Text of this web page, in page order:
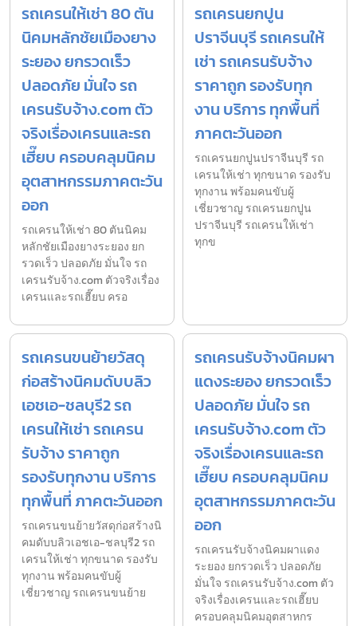
รถเครนให้เช่า 80 ตัน
นิคมหลักชัยเมืองยาง
ระยอง ยกรวดเร็ว
ปลอดภัย มั่นใจ รถ
เครนรับจ้าง.com ตัว
จริงเรื่องเครนและรถ
เฮี๊ยบ ครอบคลุมนิคม
อุตสาหกรรมภาคตะวัน
ออก
รถเครนให้เช่า 80 ตันนิคม
หลักชัยเมืองยางระยอง ยก
รวดเร็ว ปลอดภัย มั่นใจ รถ
เครนรับจ้าง.com ตัวจริงเรื่อง
เครนและรถเฮี๊ยบ ครอ
รถเครนยกปูน
ปราจีนบุรี รถเครนให้
เช่า รถเครนรับจ้าง
ราคาถูก รองรับทุก
งาน บริการ ทุกพื้นที่
ภาคตะวันออก
รถเครนยกปูนปราจีนบุรี รถ
เครนให้เช่า ทุกขนาด รองรับ
ทุกงาน พร้อมคนขับผู้
เชี่ยวชาญ รถเครนยกปูน
ปราจีนบุรี รถเครนให้เช่า
ทุกข
รถเครนขนย้ายวัสดุ
ก่อสร้างนิคมดับบลิว
เอชเอ-ชลบุรี2 รถ
เครนให้เช่า รถเครน
รับจ้าง ราคาถูก
รองรับทุกงาน บริการ
ทุกพื้นที่ ภาคตะวันออก
รถเครนขนย้ายวัสดุก่อสร้างนิ
คมดับบลิวเอชเอ-ชลบุรี2 รถ
เครนให้เช่า ทุกขนาด รองรับ
ทุกงาน พร้อมคนขับผู้
เชี่ยวชาญ รถเครนขนย้าย
รถเครนรับจ้างนิคมผา
แดงระยอง ยกรวดเร็ว
ปลอดภัย มั่นใจ รถ
เครนรับจ้าง.com ตัว
จริงเรื่องเครนและรถ
เฮี๊ยบ ครอบคลุมนิคม
อุตสาหกรรมภาคตะวัน
ออก
รถเครนรับจ้างนิคมผาแดง
ระยอง ยกรวดเร็ว ปลอดภัย
มั่นใจ รถเครนรับจ้าง.com ตัว
จริงเรื่องเครนและรถเฮี๊ยบ
ครอบคลุมนิคมอุตสาหกร